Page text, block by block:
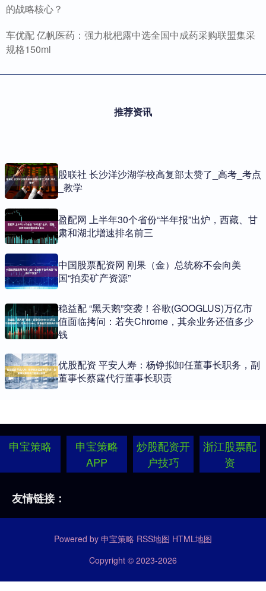
的战略核心？
车优配 亿帆医药：强力枇杷露中选全国中成药采购联盟集采
规格150ml
推荐资讯
股联社 长沙洋沙湖学校高复部太赞了_高考_考点
_教学
盈配网 上半年30个省份“半年报”出炉，西藏、甘
肃和湖北增速排名前三
中国股票配资网 刚果（金）总统称不会向美
国“拍卖矿产资源”
稳益配 “黑天鹅”突袭！谷歌(GOOGLUS)万亿市
值面临拷问：若失Chrome，其余业务还值多少
钱
优股配资 平安人寿：杨铮拟卸任董事长职务，副
董事长蔡霆代行董事长职责
申宝策略
申宝策略
APP
炒股配资开
户技巧
浙江股票配
资
友情链接：
Powered by 申宝策略 RSS地图 HTML地图
Copyright © 2023-2026